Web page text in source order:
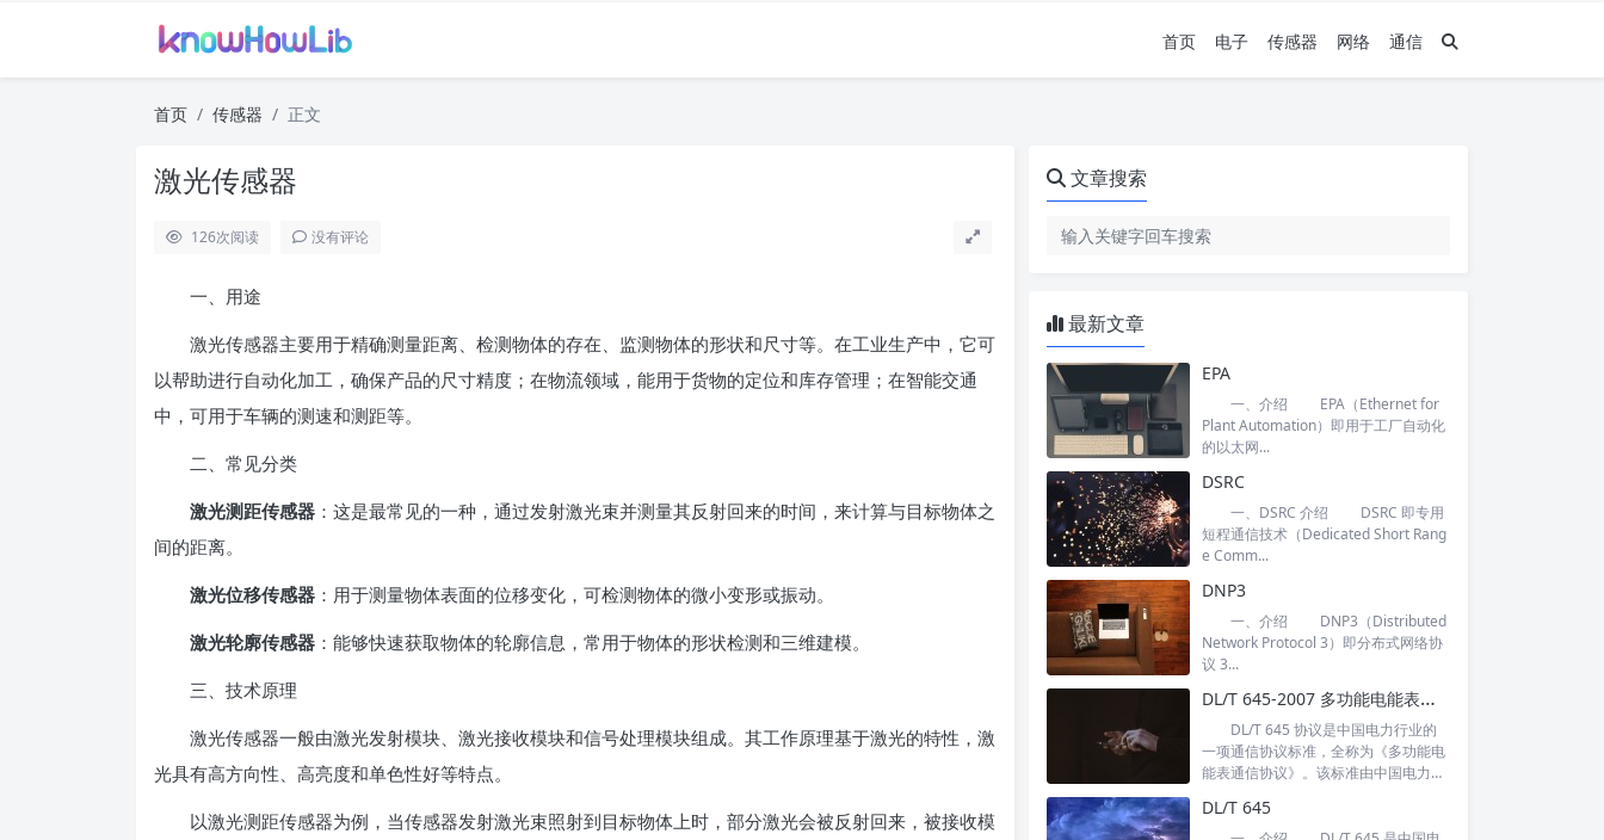
首页 电子 传感器 网络 通信
首页 传感器 正文
激光传感器
126次阅读 没有评论
一、用途
激光传感器主要用于精确测量距离、检测物体的存在、监测物体的形状和尺寸等。在工业生产中，它可
以帮助进行自动化加工，确保产品的尺寸精度；在物流领域，能用于货物的定位和库存管理；在智能交通
中，可用于车辆的测速和测距等。
二、常见分类
激光测距传感器 ：这是最常见的一种，通过发射激光束并测量其反射回来的时间，来计算与目标物体之
间的距离。
激光位移传感器 ：用于测量物体表面的位移变化，可检测物体的微小变形或振动。
激光轮廓传感器 ：能够快速获取物体的轮廓信息，常用于物体的形状检测和三维建模。
三、技术原理
激光传感器一般由激光发射模块、激光接收模块和信号处理模块组成。其工作原理基于激光的特性，激
光具有高方向性、高亮度和单色性好等特点。
以激光测距传感器为例，当传感器发射激光束照射到目标物体上时，部分激光会被反射回来，被接收模
文章搜索
最新文章
EPA
一、介绍 EPA（Ethernet for
Plant Automation）即用于工厂自动化
的以太网...
DSRC
一、DSRC 介绍 DSRC 即专用
短程通信技术（Dedicated Short Rang
e Comm...
DNP3
一、介绍 DNP3（Distributed
Network Protocol 3）即分布式网络协
议 3...
DL/T 645-2007 多功能电能表通信协议
DL/T 645 协议是中国电力行业的
一项通信协议标准，全称为《多功能电
能表通信协议》。该标准由中国电力
DL/T 645